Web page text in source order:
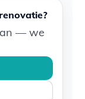
— we